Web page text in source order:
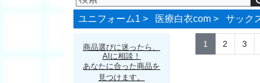
ユニフォーム1 > 医療白衣com > サック
商品選びに迷ったら、
AIに相談！
あなたに合った商品を
見つけます。
1 2 3